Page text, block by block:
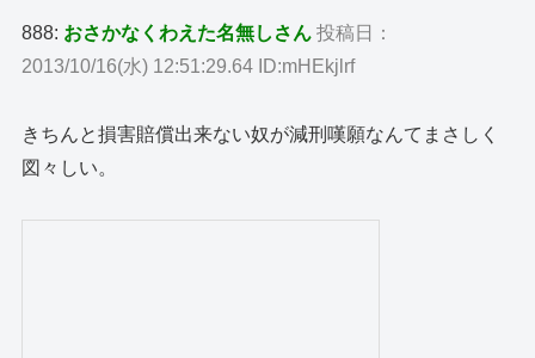
888: おさかなくわえた名無しさん 投稿日：
2013/10/16(水) 12:51:29.64 ID:mHEkjlrf
きちんと損害賠償出来ない奴が減刑嘆願なんてまさしく
図々しい。